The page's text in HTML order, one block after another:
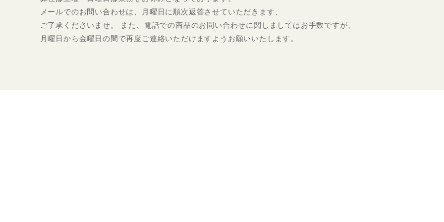
メールでのお問い合わせは、月曜日に順次返答させていただきます、
ご了承くださいませ。 また、電話での商品のお問い合わせに関しましてはお手数ですが、
月曜日から金曜日の間で再度ご連絡いただけますようお願いいたします。